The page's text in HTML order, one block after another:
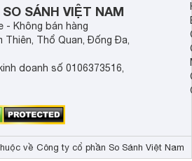
SÁNH VIỆT NAM
- Không bán hàng
Thiên, Thổ Quan, Đống Đa,
doanh số 0106373516,
về Công ty cổ phần So Sánh Việt Nam